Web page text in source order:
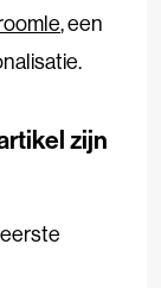
, een
zijn